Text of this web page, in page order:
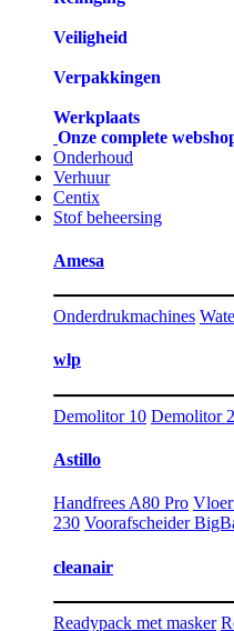
Veiligheid
Verpakkingen
Werkplaats
Onze complete
Onderhoud
Verhuur
Centix
Stof beheersing
Amesa
Onderdrukmachines
wlp
Demolitor 10 Demolitor
Astillo
Handfrees A80 Pro
230 Voorafscheider
cleanair
Readypack met masker